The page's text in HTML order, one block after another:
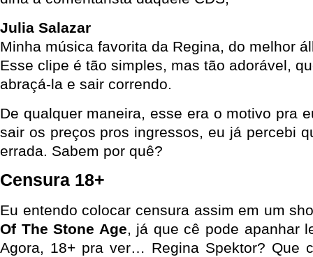
Julia Salazar
Minha música favorita da Regina, do melhor
Esse clipe é tão simples, mas tão adorável,
abraçá-la e sair correndo.
De qualquer maneira, esse era o motivo pra
sair os preços pros ingressos, eu já percebi
errada. Sabem por quê?
Censura 18+
Eu entendo colocar censura assim em um
Of The Stone Age, já que cê pode apanhar
Agora, 18+ pra ver… Regina Spektor? Que